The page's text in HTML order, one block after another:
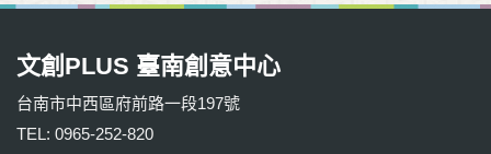
文創PLUS 臺南創意中心
台南市中西區府前路一段197號
TEL: 0965-252-820